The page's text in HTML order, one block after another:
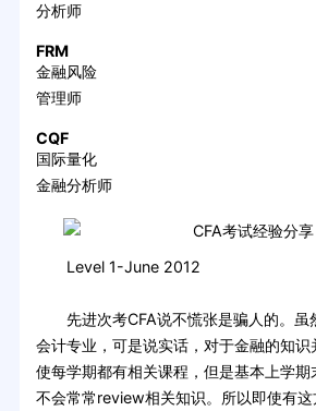
分析师
FRM
金融风险
管理师
CQF
国际量化
金融分析师
Level 1-June 2012
先进次考CFA说不慌张是骗人的。虽
会计专业，可是说实话，对于金融的知识
使每学期都有相关课程，但是基本上学
不会常常review相关知识。所以即使有